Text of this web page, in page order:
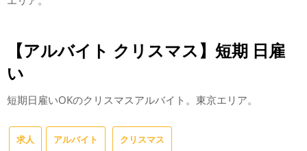
【アルバイト クリスマス】短期 日雇
い
短期日雇いOKのクリスマスアルバイト。東京エリア。
求人 アルバイト クリスマス